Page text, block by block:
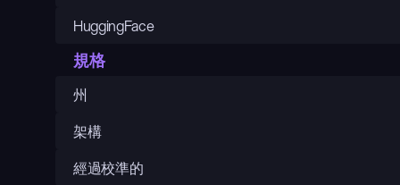
HuggingFace
規格
州
架構
經過校準的